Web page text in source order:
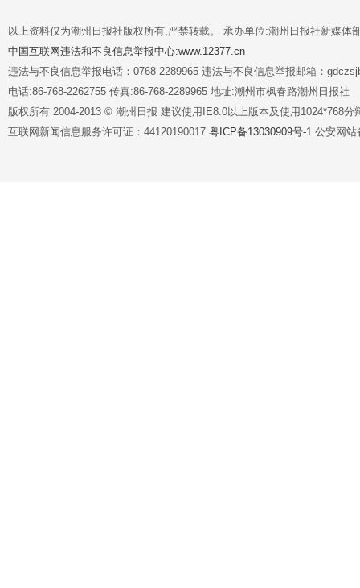
以上资料仅为潮州日报社版权所有,严禁转载。 承办单位:潮州日报社新媒体
中国互联网违法和不良信息举报中心:www.12377.cn
违法与不良信息举报电话：0768-2289965 违法与不良信息举报邮箱：
电话:86-768-2262755 传真:86-768-2289965 地址:潮州市枫春路潮州日报社
版权所有 2004-2013 © 潮州日报 建议使用IE8.0以上版本及使用1024*768分
互联网新闻信息服务许可证：44120190017 粤ICP备13030909号-1 公安网站